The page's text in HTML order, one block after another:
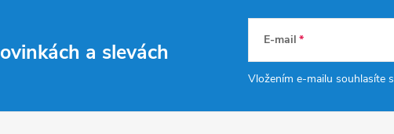
a slevách E-mail
Vložením e-mailu souhlasíte s